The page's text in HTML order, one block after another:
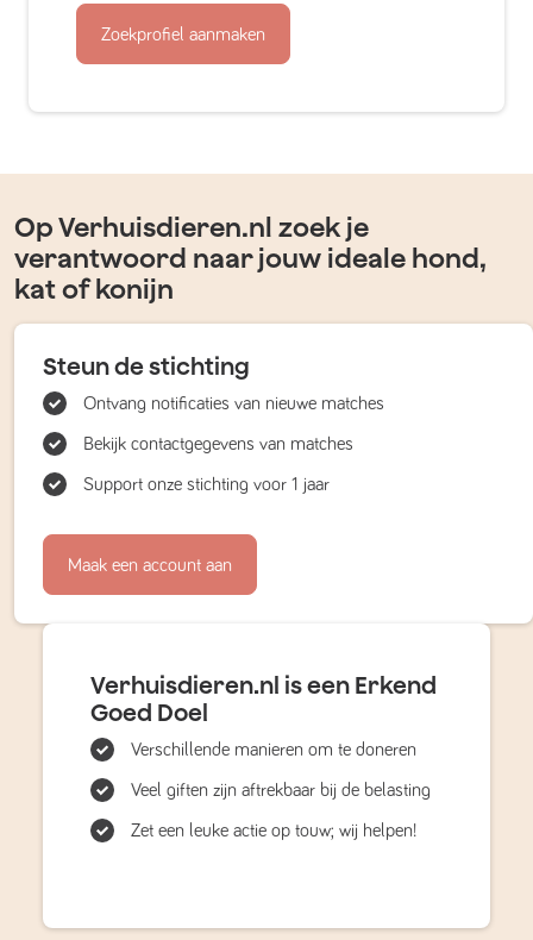
Zoekprofiel aanmaken
Op Verhuisdieren.nl zoek je
verantwoord naar jouw ideale hond,
kat of konijn
Steun de stichting
Ontvang notificaties van nieuwe matches
Bekijk contactgegevens van matches
Support onze stichting voor 1 jaar
Maak een account aan
Verhuisdieren.nl is een Erkend
Goed Doel
Verschillende manieren om te doneren
Veel giften zijn aftrekbaar bij de belasting
Zet een leuke actie op touw; wij helpen!